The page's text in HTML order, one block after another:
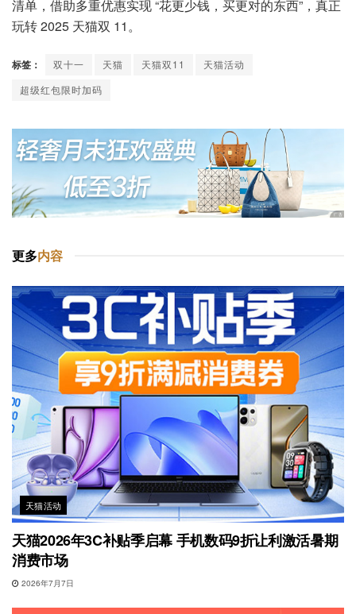
清单，借助多重优惠实现 “花更少钱，买更对的东西”，真正
玩转 2025 天猫双 11。
标签： 双十一 天猫 天猫双11
天猫活动
超级红包限时加码
更多内容
天猫活动
天猫2026年3C补贴季启幕 手机数码9折让利激活暑期
消费市场
2026年7月7日